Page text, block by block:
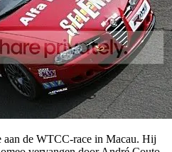
aan de WTCC-race in Macau. Hij